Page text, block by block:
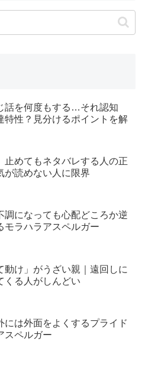
話を何度もする…それ認知
特性？見分けるポイントを解
止めてもネタバレする人の正
が読めない人に限界
調になっても心配どころか逆
モラハラアスペルガー
動け」がうざい親｜遠回しに
くる人がしんどい
には外面をよくするプライド
スペルガー